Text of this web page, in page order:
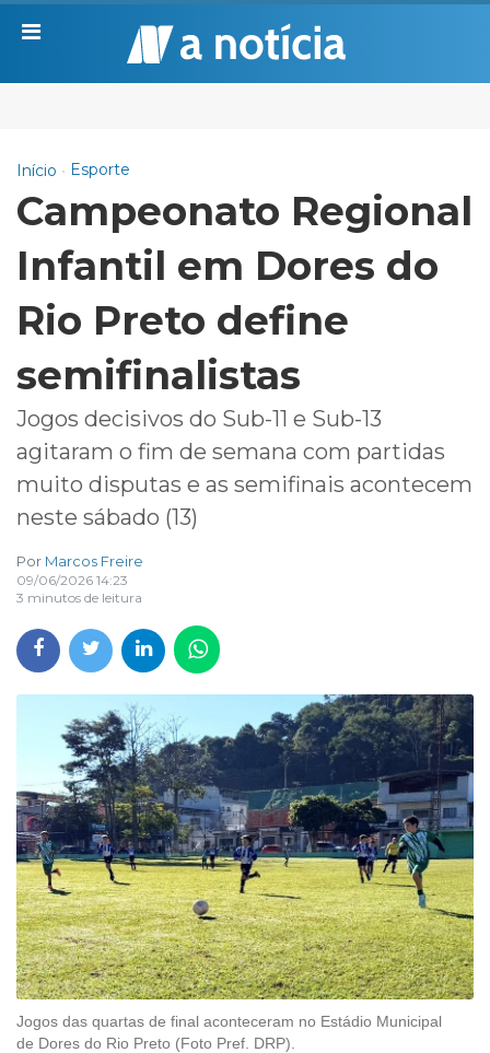
Início Esporte
Campeonato Regional
Infantil em Dores do
Rio Preto define
semifinalistas
Jogos decisivos do Sub-11 e Sub-13
agitaram o fim de semana com partidas
muito disputas e as semifinais acontecem
neste sábado (13)
Por Marcos Freire
09/06/2026 14:23
3 minutos de leitura
Jogos das quartas de final aconteceram no Estádio Municipal
de Dores do Rio Preto (Foto Pref. DRP).